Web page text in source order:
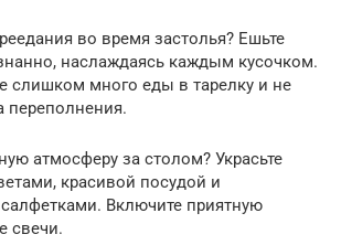
во время застолья? Ешьте
наслаждаясь каждым кусочком.
слишком много еды в тарелку и не
переполнения.
атмосферу за столом? Украсьте
красивой посудой и
Включите приятную
свечи.